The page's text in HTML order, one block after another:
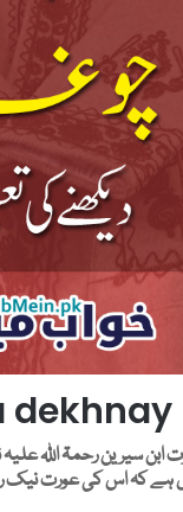
سیرین رحمۃ اللہ
ہے کہ اس کی عورت